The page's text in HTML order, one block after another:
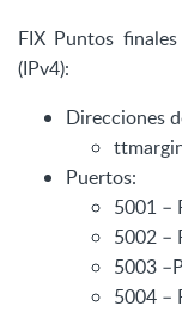
FIX Puntos
(IPv4):
Direcciones
Puertos:
5001 –
5002 –
5003
5004 –